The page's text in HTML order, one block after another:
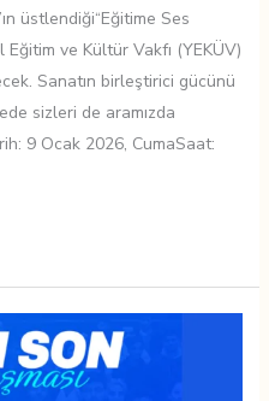
üstlendiği“Eğitime Ses
Eğitim ve Kültür Vakfı (YEKÜV)
Sanatın birleştirici gücünü
sizleri de aramızda
9 Ocak 2026, CumaSaat: